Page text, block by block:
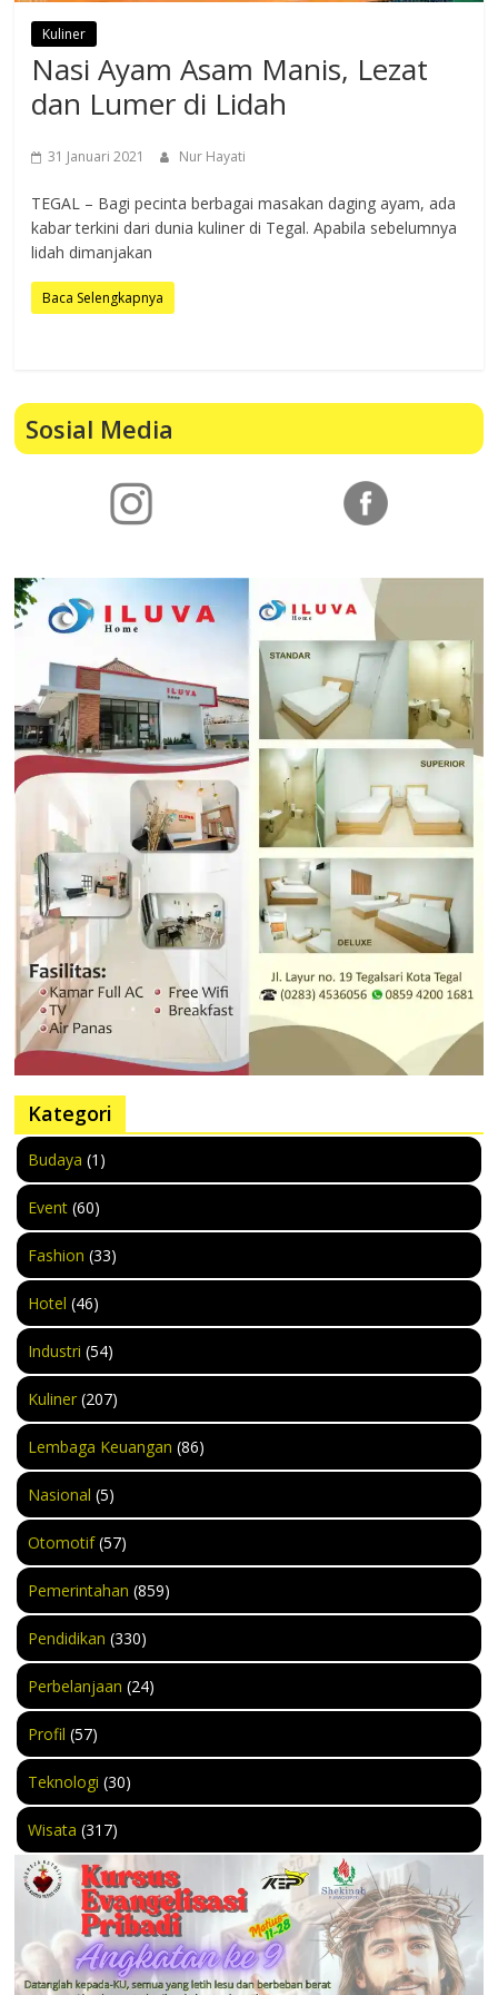
Kuliner
Nasi Ayam Asam Manis, Lezat
dan Lumer di Lidah
31 Januari 2021 Nur Hayati
TEGAL – Bagi pecinta berbagai masakan daging ayam, ada
kabar terkini dari dunia kuliner di Tegal. Apabila sebelumnya
lidah dimanjakan
Baca Selengkapnya
Sosial Media
Kategori
Budaya (1)
Event (60)
Fashion (33)
Hotel (46)
Industri (54)
Kuliner (207)
Lembaga Keuangan (86)
Nasional (5)
Otomotif(57)
Pemerintahan (859)
Pendidikan (330)
Perbelanjaan (24)
Profil (57)
Teknologi (30)
Wisata (317)